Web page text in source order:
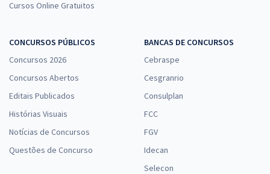
Cursos Online Gratuitos
CONCURSOS PÚBLICOS
Concursos 2026
Concursos Abertos
Editais Publicados
Histórias Visuais
Notícias de Concursos
Questões de Concurso
BANCAS DE CONCURSOS
Cebraspe
Cesgranrio
Consulplan
FCC
FGV
Idecan
Selecon